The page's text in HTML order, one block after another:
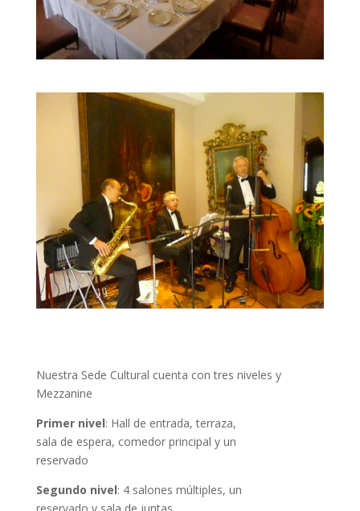
Nuestra Sede Cultural cuenta con tres niveles y
Mezzanine
Primer nivel: Hall de entrada, terraza,
sala de espera, comedor principal y un
reservado
Segundo nivel: 4 salones múltiples, un